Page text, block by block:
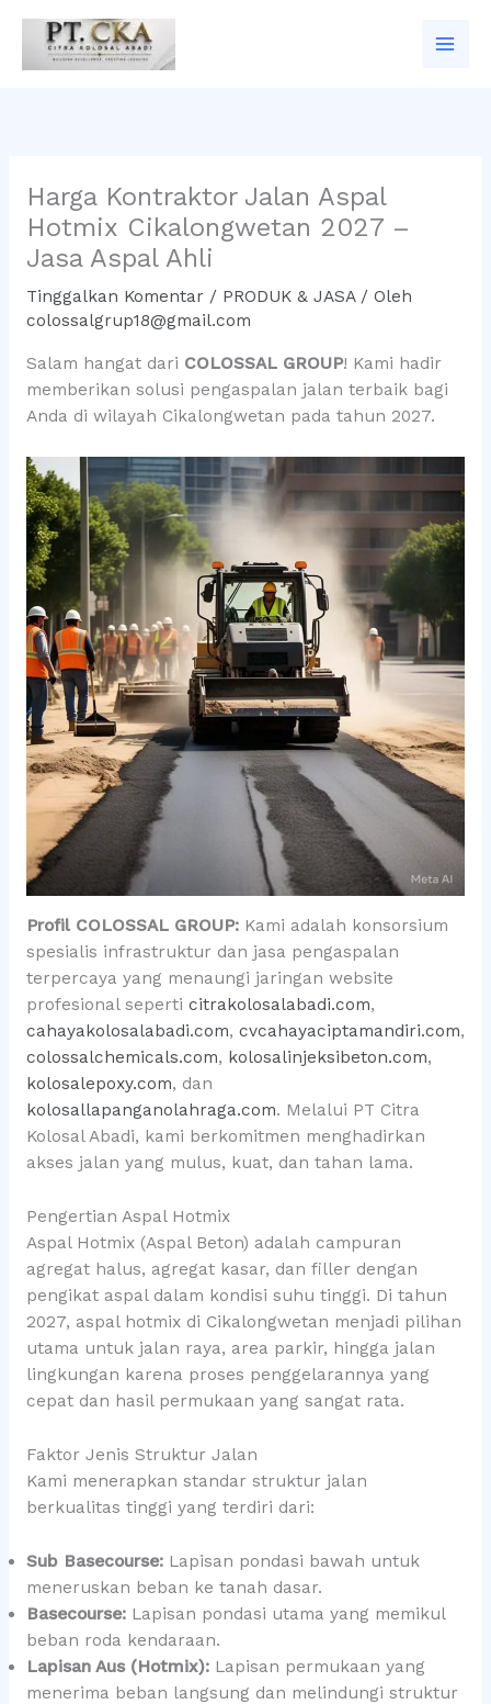
konten
Harga Kontraktor Jalan Aspal
Hotmix Cikalongwetan 2027 –
Jasa Aspal Ahli
Tinggalkan Komentar / PRODUK & JASA/ Oleh
colossalgrup18@gmail.com
Salam hangat dari COLOSSAL GROUP! Kami hadir
memberikan solusi pengaspalan jalan terbaik bagi
Anda di wilayah Cikalongwetan pada tahun 2027.
Profil COLOSSAL GROUP:Kami adalah konsorsium
spesialis infrastruktur dan jasa pengaspalan
terpercaya yang menaungi jaringan website
profesional seperti citrakolosalabadi.com,
cahayakolosalabadi.com, cvcahayaciptamandiri.com,
colossalchemicals.com, kolosalinjeksibeton.com,
kolosalepoxy.com, dan
kolosallapanganolahraga.com. Melalui PT Citra
Kolosal Abadi, kami berkomitmen menghadirkan
akses jalan yang mulus, kuat, dan tahan lama.
Pengertian Aspal Hotmix
Aspal Hotmix (Aspal Beton) adalah campuran
agregat halus, agregat kasar, dan filler dengan
pengikat aspal dalam kondisi suhu tinggi. Di tahun
2027, aspal hotmix di Cikalongwetan menjadi pilihan
utama untuk jalan raya, area parkir, hingga jalan
lingkungan karena proses penggelarannya yang
cepat dan hasil permukaan yang sangat rata.
Faktor Jenis Struktur Jalan
Kami menerapkan standar struktur jalan
berkualitas tinggi yang terdiri dari:
Sub Basecourse:Lapisan pondasi bawah untuk
meneruskan beban ke tanah dasar.
Basecourse:Lapisan pondasi utama yang memikul
beban roda kendaraan.
Lapisan Aus (Hotmix):Lapisan permukaan yang
menerima beban langsung dan melindungi struktur